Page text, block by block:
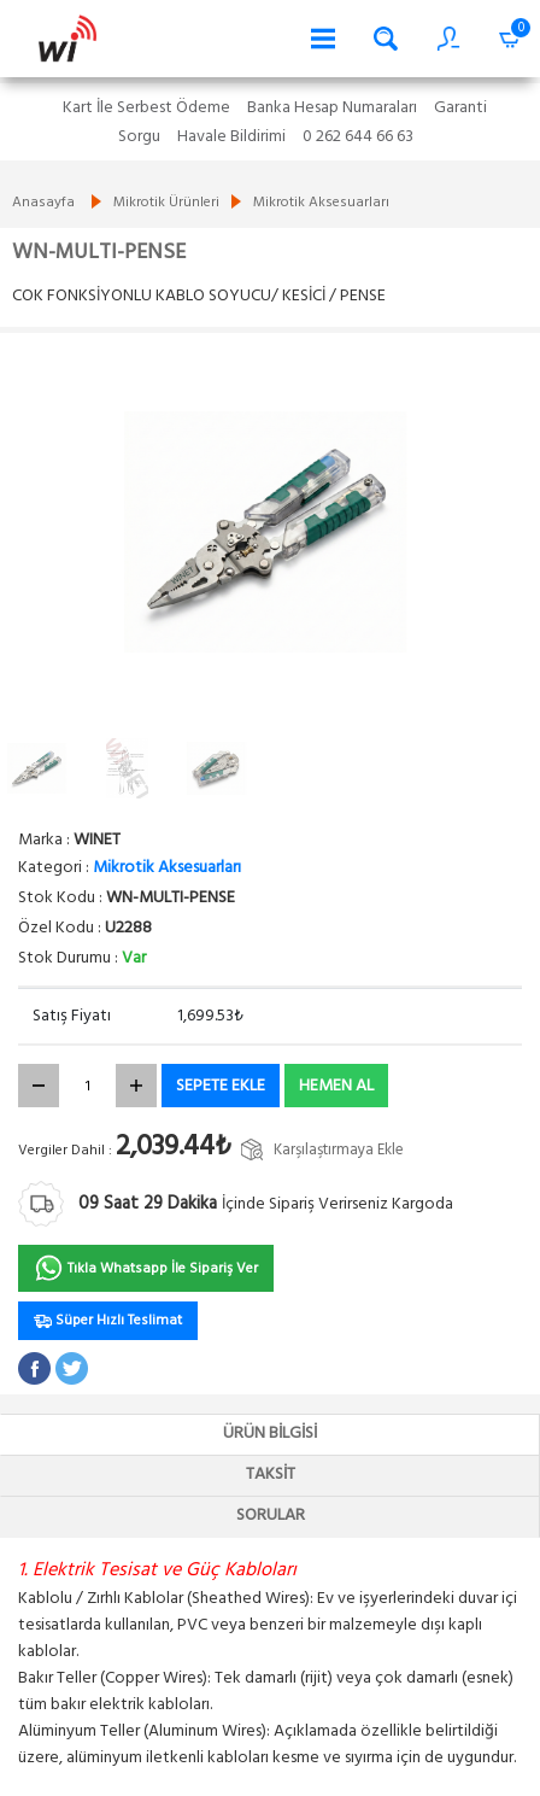
0
Kart İle Serbest Ödeme Banka Hesap Numaraları
Garanti
Sorgu
Havale Bildirimi 0 262 644 66 63
Anasayfa Mikrotik Ürünleri Mikrotik Aksesuarları
WN-MULTI-PENSE
COK FONKSİYONLU KABLO SOYUCU/ KESİCİ / PENSE
Marka :WINET
Kategori : Mikrotik Aksesuarları
Stok Kodu :WN-MULTI-PENSE
Özel Kodu :U2288
Stok Durumu :Var
Satış Fiyatı 1,699.53₺
SEPETE EKLE HEMEN AL
Vergiler Dahil : 2,039.44₺ Karşılaştırmaya Ekle
09Saat 29Dakika İçinde Sipariş Verirseniz Kargoda
Tıkla Whatsapp İle Sipariş Ver
Süper Hızlı Teslimat
ÜRÜN BILGISI
TAKSIT
SORULAR
1. Elektrik Tesisat ve Güç Kabloları
Kablolu / Zırhlı Kablolar (Sheathed Wires): Ev ve işyerlerindeki duvar içi
tesisatlarda kullanılan, PVC veya benzeri bir malzemeyle dışı kaplı
kablolar.
Bakır Teller (Copper Wires): Tek damarlı (rijit) veya çok damarlı (esnek)
tüm bakır elektrik kabloları.
Alüminyum Teller (Aluminum Wires): Açıklamada özellikle belirtildiği
üzere, alüminyum iletkenli kabloları kesme ve sıyırma için de uygundur.